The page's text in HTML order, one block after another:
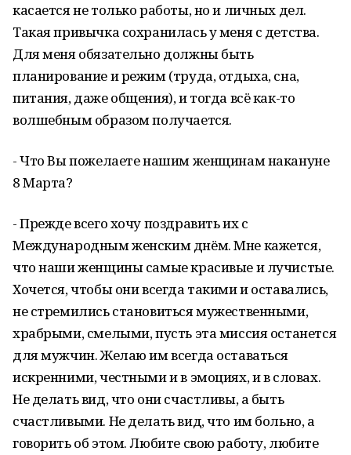
касается не только работы, но и личных дел.
Такая привычка сохранилась у меня с детства.
Для меня обязательно должны быть
планирование и режим (труда, отдыха, сна,
питания, даже общения), и тогда всё как-то
волшебным образом получается.
- Что Вы пожелаете нашим женщинам накануне
8 Марта?
- Прежде всего хочу поздравить их с
Международным женским днём. Мне кажется,
что наши женщины самые красивые и лучистые.
Хочется, чтобы они всегда такими и оставались,
не стремились становиться мужественными,
храбрыми, смелыми, пусть эта миссия останется
для мужчин. Желаю им всегда оставаться
искренними, честными и в эмоциях, и в словах.
Не делать вид, что они счастливы, а быть
счастливыми. Не делать вид, что им больно, а
говорить об этом. Любите свою работу, любите